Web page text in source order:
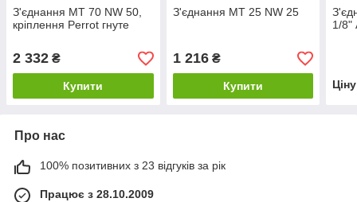
З'єднання MT 70 NW 50,
кріплення Perrot гнуте
2 332 ₴
Купити
З'єднання MT 25 NW 25
1 216₴
Купити
1/8"
Про нас
100% позитивних з 23 відгуків за рік
Працює з 28.10.2009